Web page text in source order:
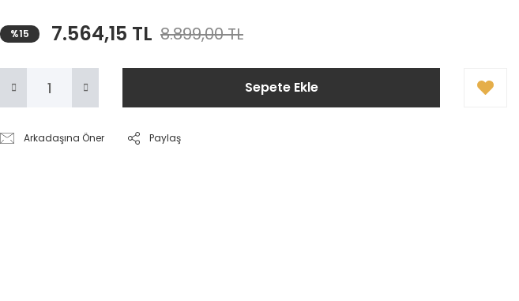
%15 7.564,15 TL 8.899,00 TL
Sepete Ekle
Arkadaşına Öner Paylaş